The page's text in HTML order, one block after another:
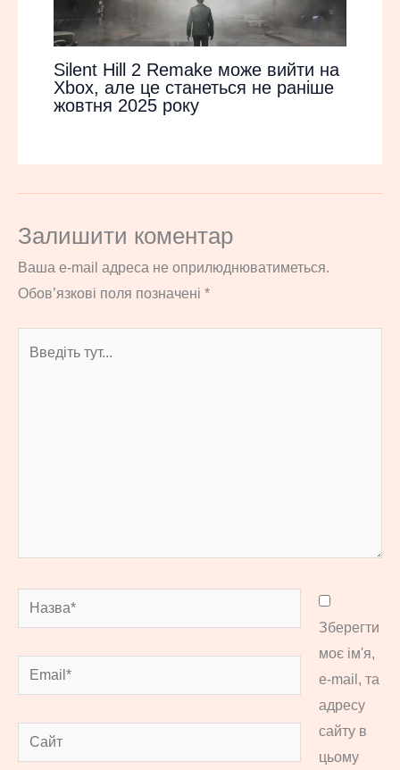
Silent Hill 2 Remake може вийти на
Xbox, але це станеться не раніше
жовтня 2025 року
Залишити коментар
Ваша e-mail адреса не оприлюднюватиметься.
Обов’язкові поля позначені *
Назва*
Email*
Сайт
Зберегти
моє ім'я,
e-mail, та
адресу
сайту в
цьому